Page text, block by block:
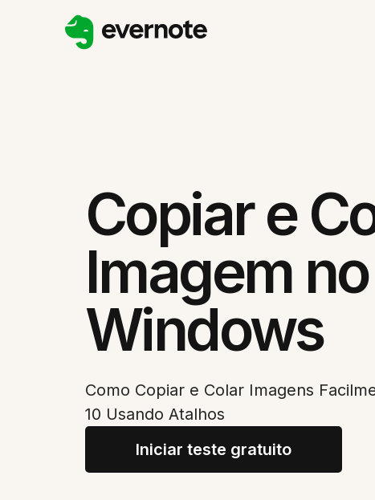
Copiar e
Imagem no
Windows
Como Copiar e Colar Imagens
10 Usando Atalhos
Iniciar teste gratuito